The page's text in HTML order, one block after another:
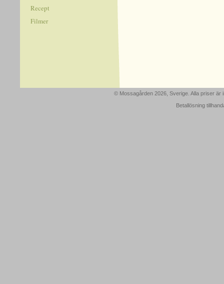
Recept
Filmer
© Mossagården 2026, Sverige. Alla priser
Betallösning